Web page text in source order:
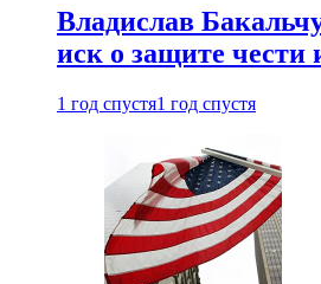
Владислав
иск о защите чести
1 год спустя1 год спустя